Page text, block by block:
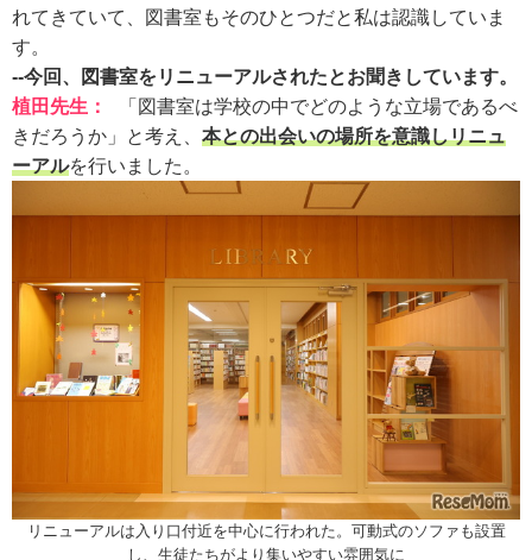
れてきていて、図書室もそのひとつだと私は認識していま
す。
--今回、図書室をリニューアルされたとお聞きしています。
植田先生：
「図書室は学校の中でどのような立場であるべ
きだろうか」と考え、 本との出会いの場所を意識しリニュ
ーアルを行いました。
リニューアルは入り口付近を中心に行われた。可動式のソファも設置
し、生徒たちがより集いやすい雰囲気に